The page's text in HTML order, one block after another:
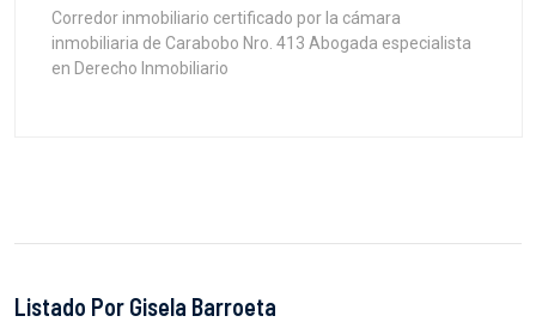
Corredor inmobiliario certificado por la cámara
inmobiliaria de Carabobo Nro. 413 Abogada especialista
en Derecho Inmobiliario
Listado Por Gisela Barroeta